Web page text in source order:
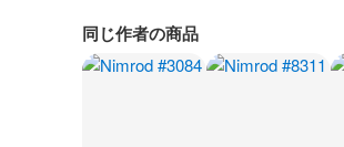
同じ作者の商品